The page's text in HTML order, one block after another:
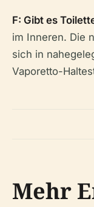
F: Gibt es
im Inneren. Die
sich in
Vaporetto-
Mehr